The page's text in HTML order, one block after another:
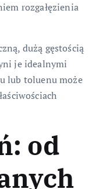
rozgałęzienia
dużą gęstością
je idealnymi
lub toluenu może
od